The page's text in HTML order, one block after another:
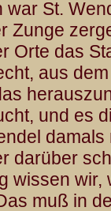
St.
Zunge
Orte das
aus
und es
darüber
wissen wir,
muß in